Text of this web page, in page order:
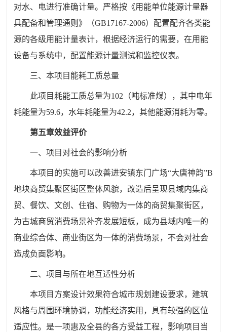
对水、电进行准确计量。严格按《用能单位能源计量器
具配备和管理通则》（GB17167-2006）配置配齐各类能
源的各级用能计量表计，根据经济运行的需要，在用能
设备与系统中，配置能源计量测试和监控仪表。
三、本项目能耗工质总量
此项目耗能工质总量为102（吨标准煤），其中电年
耗能量为59.6，水年耗能量为42.2，其他能源消耗为零。
第五章效益评价
一、项目对社会的影响分析
本项目的实施可以改善进安镇东门广场“大唐神韵”B
地块商贸集聚区街区整体风貌，改造后呈现县域内集商
贸、餐饮、文创、住宿、购物为一体的商贸集聚街区，
为古城商贸消费场景补齐发展短板，成为县域内唯一的
商业综合体、商业街区为一体的消费场景，不会对社会
造成负面影响。
二、项目与所在地互适性分析
本项目方案设计效果符合城市规划建设要求，建筑
风格与周围环境协调，功能经济实用，具有较强的区位
适应性。是一项惠及全县的各方受益工程，影响项目当